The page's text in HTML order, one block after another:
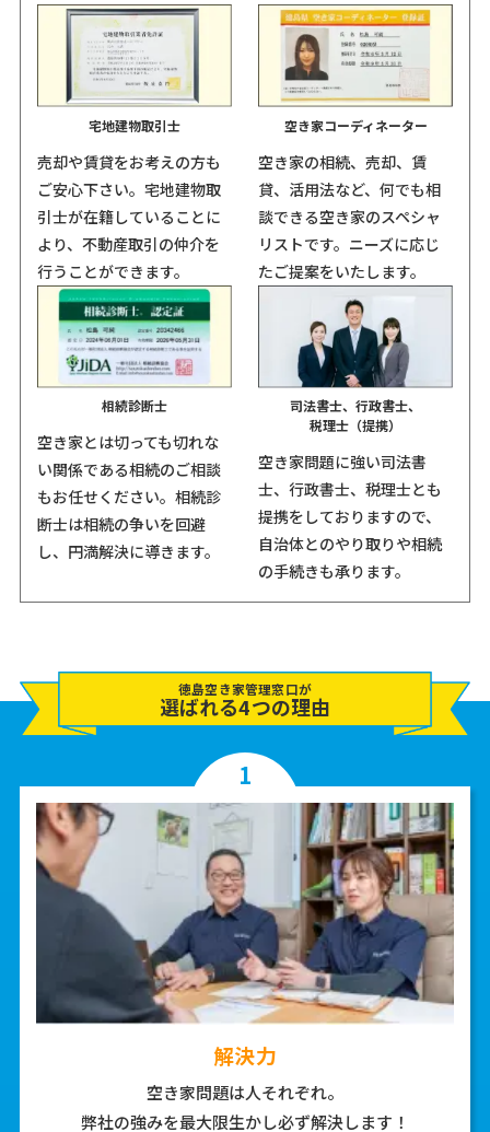
宅地建物取引士
売却や賃貸をお考えの方も
ご安心下さい。宅地建物取
引士が在籍していることに
より、不動産取引の仲介を
行うことができます。
空き家コーディネーター
空き家の相続、売却、賃
貸、活用法など、何でも相
談できる空き家のスペシャ
リストです。ニーズに応じ
たご提案をいたします。
相続診断士
空き家とは切っても切れな
い関係である相続のご相談
もお任せください。相続診
断士は相続の争いを回避
し、円満解決に導きます。
司法書士、行政書士、
税理士（提携）
空き家問題に強い司法書
士、行政書士、税理士とも
提携をしておりますので、
自治体とのやり取りや相続
の手続きも承ります。
徳島空き家管理窓口が
選ばれる4つの理由
1
解決力
空き家問題は人それぞれ。
弊社の強みを最大限生かし必ず解決します！